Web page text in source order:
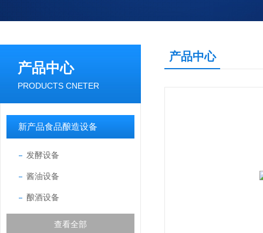
产品中心
PRODUCTS CNETER
新产品食品酿造设备
发酵设备
酱油设备
酿酒设备
查看全部
产品中心